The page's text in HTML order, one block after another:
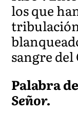
los que
sangre del
Palabra
Señor.